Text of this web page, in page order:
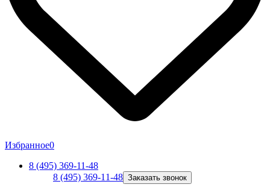
Избранное0
8 (495) 369-11-48
8 (495) 369-11-48 Заказать звонок